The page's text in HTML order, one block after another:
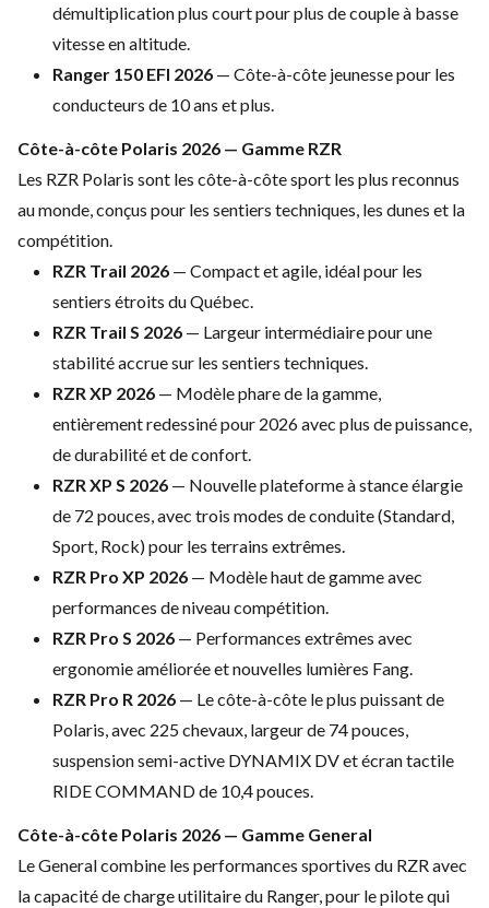
démultiplication plus court pour plus de couple à basse
vitesse en altitude.
Ranger 150 EFI 2026 — Côte-à-côte jeunesse pour les
conducteurs de 10 ans et plus.
Côte-à-côte Polaris 2026 — Gamme RZR
Les RZR Polaris sont les côte-à-côte sport les plus reconnus
aumonde, conçus pour les sentiers techniques, les dunes et la
compétition.
RZR Trail 2026 — Compact et agile, idéal pour les
sentiers étroits du Québec.
RZR Trail S 2026 — Largeur intermédiaire pour une
stabilité accruesur les sentiers techniques.
RZR XP 2026 — Modèle phare de lagamme,
entièrement redessiné pour 2026avec plus de puissance,
de durabilitéet de confort.
RZR XP S 2026 — Nouvelle plateforme à stance élargie
de 72 pouces, avec trois modes de conduite(Standard,
Sport, Rock) pour les terrains extrêmes.
RZR Pro XP 2026 — Modèle haut de gamme avec
performances de niveau compétition.
RZR Pro S 2026 — Performances extrêmes avec
ergonomie améliorée etnouvelles lumières Fang.
RZR Pro R 2026 — Le côte-à-côte leplus puissant de
Polaris, avec 225chevaux, largeur de 74 pouces,
suspension semi-active DYNAMIX DV etécran tactile
RIDE COMMAND de 10,4pouces.
Côte-à-côte Polaris 2026 — Gamme General
Le General combine les performances sportives du RZR avec
lacapacité de charge utilitaire du Ranger, pour le pilote qui